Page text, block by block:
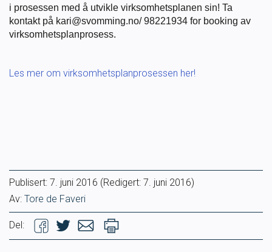
Barneidrett
Svømmeanlegg
Ledige stillinger
i prosessen med å utvikle virksomhetsplanen sin! Ta
kontakt på kari@svomming.no/ 98221934 for booking av
virksomhetsplanprosess.
Les mer om virksomhetsplanprosessen her!
Publisert: 7. juni 2016 (Redigert: 7. juni 2016)
Av: Tore de Faveri
Del: